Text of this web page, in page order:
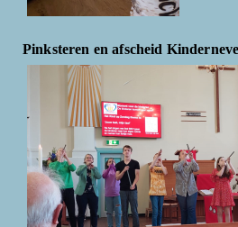
Pinksteren en afscheid